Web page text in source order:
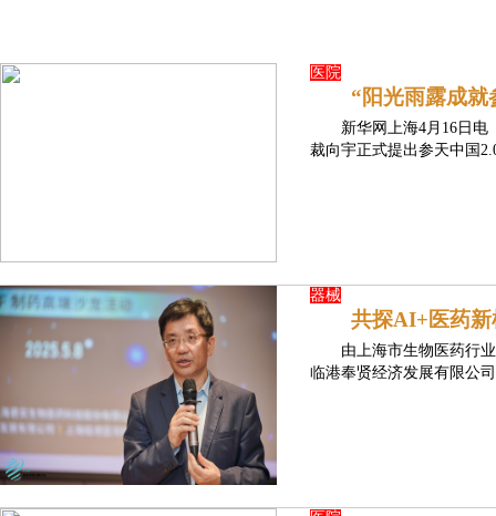
医院
“阳光雨露成
新华网上海4月16日电
裁向宇正式提出参天中国
器械
共探AI+医药
由上海市生物医药行
临港奉贤经济发展有限公